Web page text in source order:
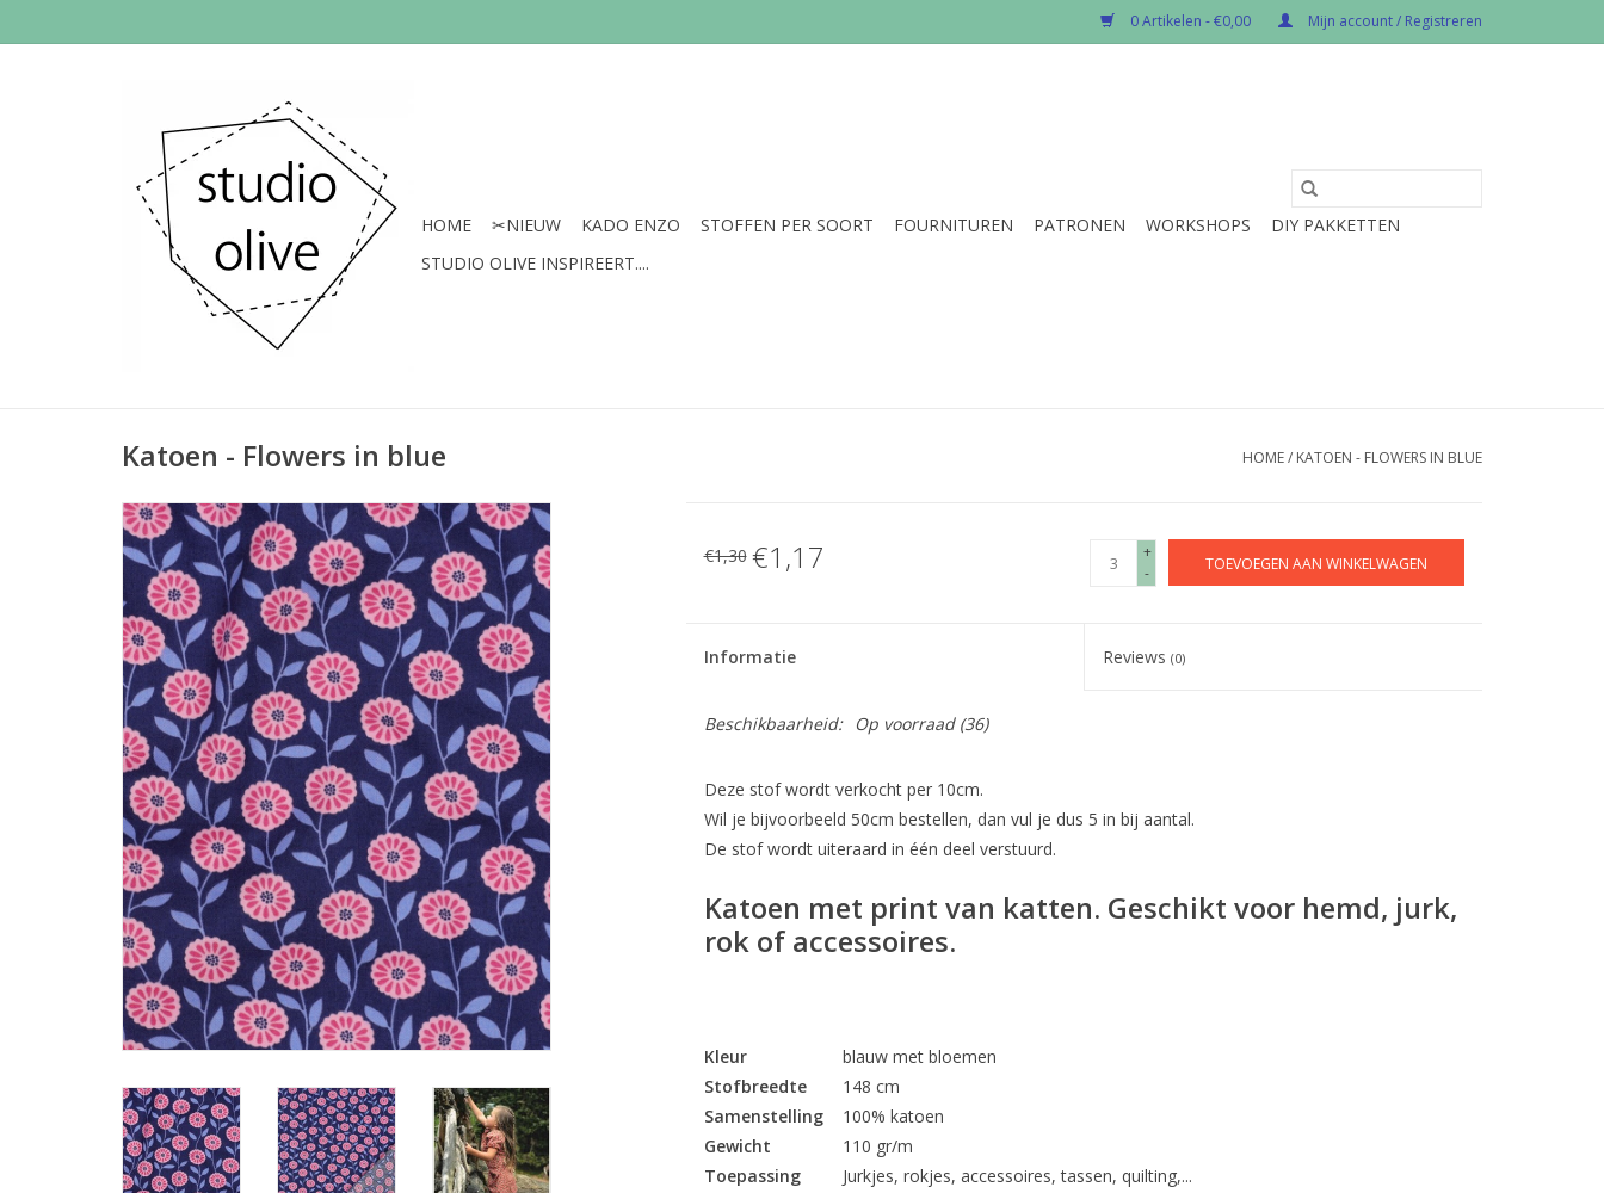
0 Artikelen - €0,00 Mijn account / Registreren
HOME ✂︎NIEUW KADO ENZO STOFFEN PER SOORT FOURNITUREN PATRONEN WORKSHOPS
DIY PAKKETTEN
STUDIO OLIVE INSPIREERT....
Katoen - Flowers in blue HOME/ KATOEN - FLOWERS IN BLUE
€1,30 €1,17
+
-
TOEVOEGEN AAN WINKELWAGEN
Informatie Reviews(0)
Beschikbaarheid: Op voorraad(36)
Deze stof wordt verkocht per 10cm.
Wil je bijvoorbeeld 50cm bestellen, dan vul je dus 5 in bij aantal.
De stof wordt uiteraard in één deel verstuurd.
Katoen met print van katten. Geschikt voor hemd, jurk,
rok of accessoires.
Kleur
blauw met bloemen
Stofbreedte
148 cm
Samenstelling
100% katoen
Gewicht
110 gr/m
Toepassing
Jurkjes, rokjes, accessoires, tassen, quilting,...